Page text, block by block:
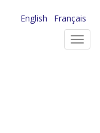
English
Français